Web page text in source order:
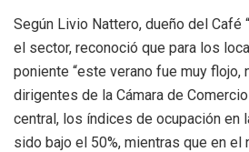
Según Livio Nattero, dueño del Café
el sector, reconoció que para los
poniente “este verano fue muy flojo,
dirigentes de la Cámara de
central, los índices de ocupación en
sido bajo el 50%, mientras que en el